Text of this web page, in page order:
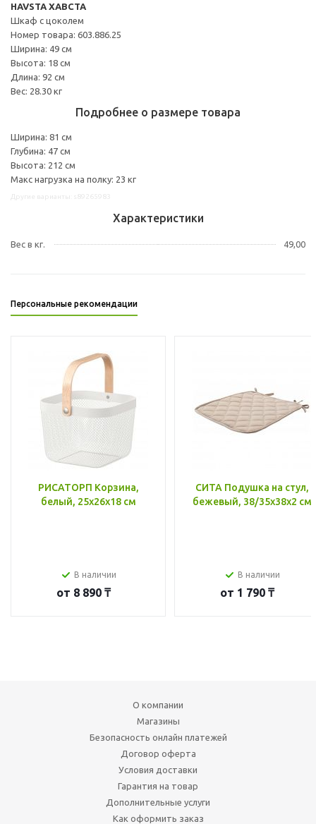
HAVSTA ХАВСТА
Шкаф с цоколем
Номер товара: 603.886.25
Ширина: 49 см
Высота: 18 см
Длина: 92 см
Вес: 28.30 кг
Подробнее о размере товара
Ширина: 81 см
Глубина: 47 см
Высота: 212 см
Макс нагрузка на полку: 23 кг
Характеристики
Вес в кг. 49,00
Персональные рекомендации
РИСАТОРП Корзина,
белый, 25x26x18 см
В наличии
от 8 890 ₸
СИТА Подушка на стул,
бежевый, 38/35x38x2 см
В наличии
от 1 790 ₸
О компании
Магазины
Безопасность онлайн платежей
Договор оферта
Условия доставки
Гарантия на товар
Дополнительные услуги
Как оформить заказ